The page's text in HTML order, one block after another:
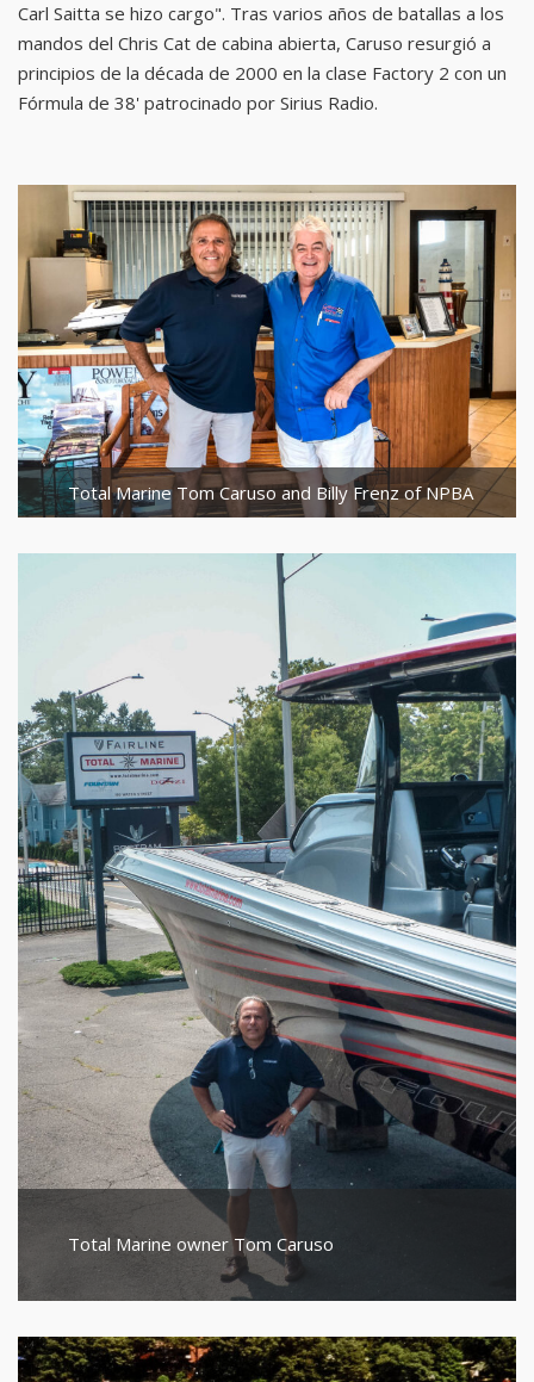
Carl Saitta se hizo cargo". Tras varios años de batallas a los
mandos del Chris Cat de cabina abierta, Caruso resurgió a
principios de la década de 2000 en la clase Factory 2 con un
Fórmula de 38' patrocinado por Sirius Radio.
Total Marine Tom Caruso and Billy Frenz of NPBA
Total Marine owner Tom Caruso